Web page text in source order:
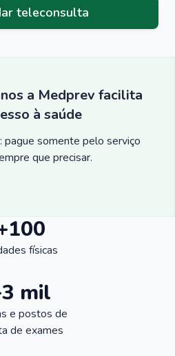
teleconsulta
a Medprev facilita
à saúde
pague somente pelo serviço
que precisar.
físicas
mil
e postos de
de exames